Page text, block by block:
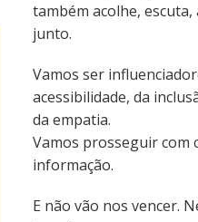
também acolhe, escuta,
junto.
Vamos ser
acessibilidade, da
da empatia.
Vamos prosseguir com
informação.
E não vão nos vencer.